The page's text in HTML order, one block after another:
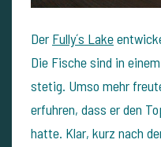
Der Fully´s Lake
Die Fische sind in
stetig. Umso mehr
erfuhren, dass er den
hatte. Klar, kurz nach